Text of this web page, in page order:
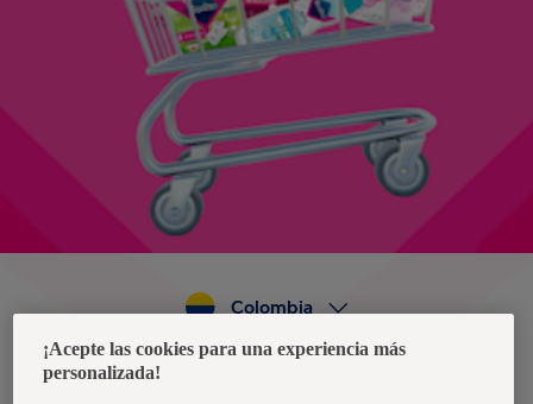
Política de privacidad de datos
Colombia
¡Acepte las cookies para una experiencia más
personalizada!